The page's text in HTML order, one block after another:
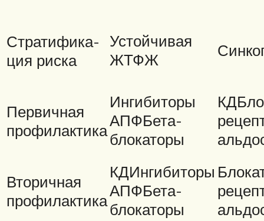
Стратифика-
ция риска
Устойчивая
ЖТФЖ
Первичная
профилактика
Ингибиторы
АПФБета-
блокаторы
Вторичная
профилактика
КДИнгибиторы
АПФБета-
блокаторы